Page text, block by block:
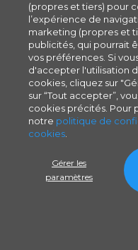
(propres et tiers) pour
l’expérience de
marketing (propres et
publicités, qui pourrait
vos préférences. Si
d'accepter l'utilisation
cookies, cliquez sur
sur “Tout accepter”,
cookies précités. Pour
notre politique de
cookies
Gérer les
paramètres